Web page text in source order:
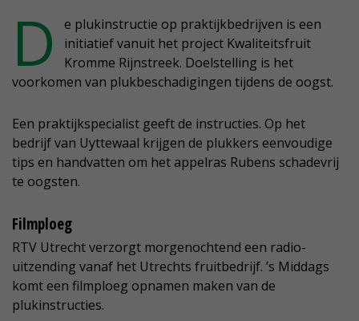
D
e plukinstructie op praktijkbedrijven is een
initiatief vanuit het project Kwaliteitsfruit
Kromme Rijnstreek. Doelstelling is het
voorkomen van plukbeschadigingen tijdens de oogst.
Een praktijkspecialist geeft de instructies. Op het
bedrijf van Uyttewaal krijgen de plukkers eenvoudige
tips en handvatten om het appelras Rubens schadevrij
te oogsten.
Filmploeg
RTV Utrecht verzorgt morgenochtend een radio-
uitzending vanaf het Utrechts fruitbedrijf. ’s Middags
komt een filmploeg opnamen maken van de
plukinstructies.